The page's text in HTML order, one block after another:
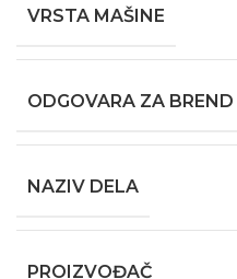
VRSTA MAŠINE
ODGOVARA ZA BREND
NAZIV DELA
PROIZVOĐAČ